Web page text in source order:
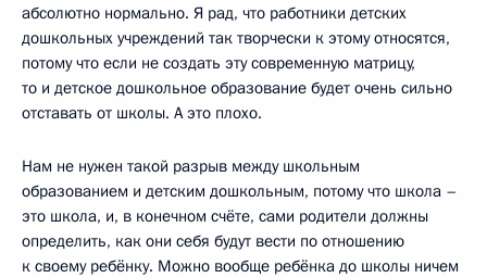
абсолютно нормально. Я рад, что работники детских
дошкольных учреждений так творчески к этому относятся,
потому что если не создать эту современную матрицу,
то и детское дошкольное образование будет очень сильно
отставать от школы. А это плохо.
Нам не нужен такой разрыв между школьным
образованием и детским дошкольным, потому что школа –
это школа, и, в конечном счёте, сами родители должны
определить, как они себя будут вести по отношению
к своему ребёнку. Можно вообще ребёнка до школы ничем